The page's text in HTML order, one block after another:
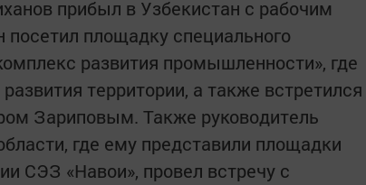
прибыл в Узбекистан с рабочим
площадку специального
развития промышленности», где
территории, а также встретился
Зариповым. Также руководитель
где ему представили площадки
СЭЗ «Навои», провел встречу с